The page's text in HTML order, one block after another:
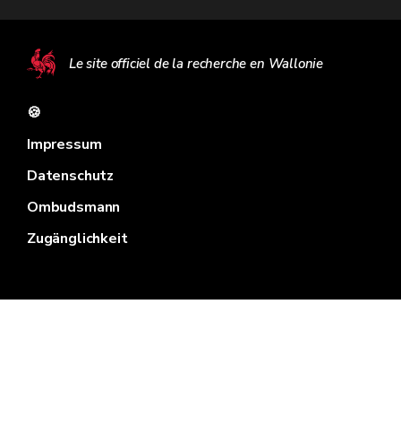
Le site officiel de la recherche en Wallonie
🍪
Impressum
Datenschutz
Ombudsmann
Zugänglichkeit